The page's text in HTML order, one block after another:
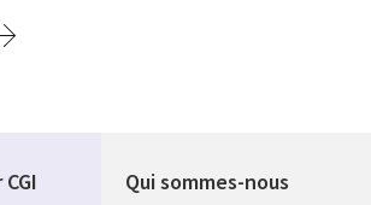
Qui sommes-nous